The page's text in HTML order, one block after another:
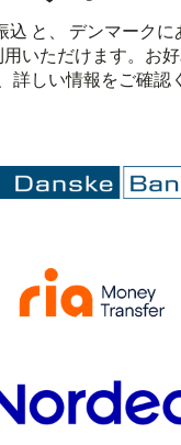
込 と、 デンマークに
いただけます。お
詳しい情報をご確認